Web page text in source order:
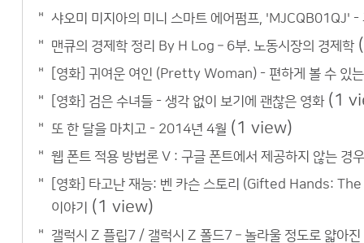
샤오미 미지아의 미니 스마트 에어펌프, 'MJCQB01QJ' -
맨큐의 경제학 정리 By H Log – 6부. 노동시장의 경제학
[영화] 귀여운 여인 (Pretty Woman) - 편하게 볼 수 있
[영화] 검은 수녀들 - 생각 없이 보기에 괜찮은 영화 (1
또 한 달을 마치고 - 2014년 4월 (1 view)
웹 폰트 적용 방법론 V : 구글 폰트에서 제공하지 않는 경
[영화] 타고난 재능: 벤 카슨 스토리 (Gifted Hands:
이야기
(1 view)
갤럭시 Z 플립7 / 갤럭시 Z 폴드7 – 놀라울 정도로 얇아